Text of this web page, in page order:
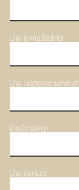
Uw e-mailadres
Uw telefoonnummer
Onderwerp
Uw bericht